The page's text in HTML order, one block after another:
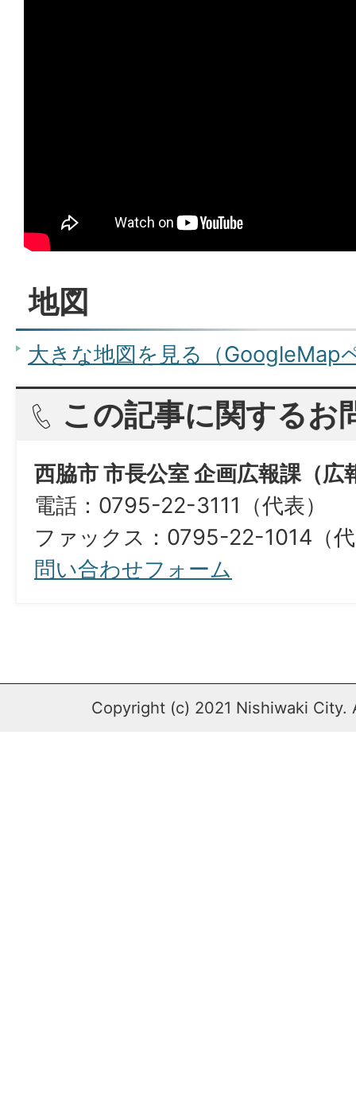
地図
大きな地図を見る（GoogleMap
この記事に関するお
西脇市 市長公室 企画広報課（広
電話：0795-22-3111（代表）
ファックス：0795-22-1014（
問い合わせフォーム
Copyright (c) 2021 Nishiwaki City.